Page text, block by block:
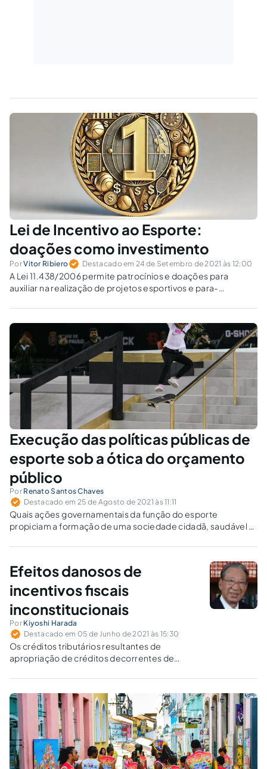
Lei de Incentivo ao Esporte:
doações como investimento
PorVitor Ribiero Destacado em 24 de Setembro de 2021 às 12:00
A Lei 11.438/2006 permite patrocínios e doações para
auxiliar na realização de projetos esportivos e para-
Ministério do Esporte.
Execução das políticas públicas de
esporte sob a ótica do orçamento
público
Por Renato Santos Chaves
Destacado em 25 de Agosto de 2021 às 11:11
Quais ações governamentais da função do esporte
propiciam a formação de uma sociedade cidadã, saudável e,
Efeitos danosos de
incentivos fiscais
inconstitucionais
Por Kiyoshi Harada
Destacado em 05 de Junho de 2021 às 15:30
Os créditos tributários resultantes de
apropriação de créditos decorrentes de
inconstitucionais pelo STF foram convolados
em subvenções para investimentos
concedidas de forma unilateral pelos Estados,
sem a devida intermediação do Confaz.